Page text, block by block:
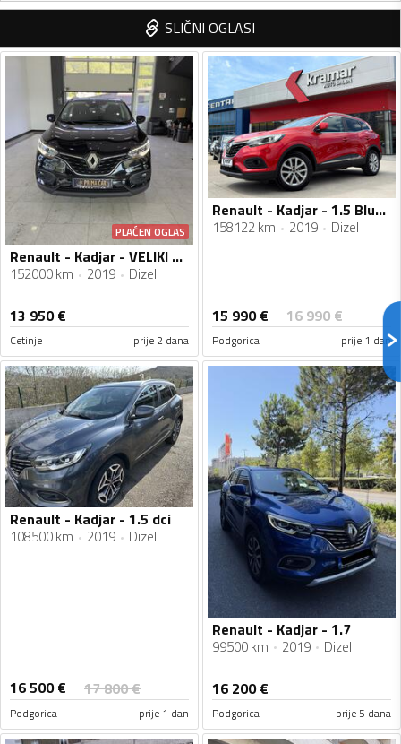
SLIČNI OGLASI
PLAĆEN OGLAS
Renault - Kadjar - VELIKI SERVIS/AUTOMATIK
152000 km 2019 Dizel
13 950€
Cetinje prije 2 dana
Renault - Kadjar - 1.5 BlueDci Automatik Business Energy 116 KS - FACELIFT
158122 km 2019 Dizel
15 990€ 16 990€
Podgorica prije 1 dan
Renault - Kadjar - 1.5 dci
108500 km 2019 Dizel
16 500€ 17 800€
Podgorica prije 1 dan
Renault - Kadjar - 1.7
99500 km 2019 Dizel
16 200€
Podgorica prije 5 dana